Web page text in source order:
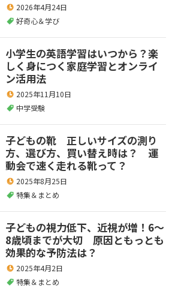
2026年4月24日
好奇心＆学び
小学生の英語学習はいつから？楽
しく身につく家庭学習とオンライ
ン活用法
2025年11月10日
中学受験
子どもの靴 正しいサイズの測り
方、選び方、買い替え時は？ 運
動会で速く走れる靴って？
2025年8月25日
特集＆まとめ
子どもの視力低下、近視が増！6～
8歳頃までが大切 原因ともっとも
効果的な予防法は？
2025年4月2日
特集＆まとめ